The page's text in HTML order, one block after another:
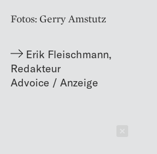
Fotos: Gerry Amstutz
Erik Fleischmann,
Redakteur